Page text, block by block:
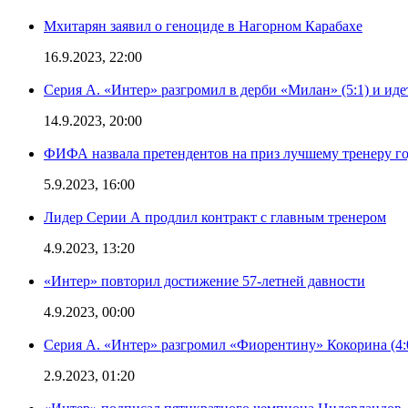
Мхитарян заявил о геноциде в Нагорном Карабахе
16.9.2023, 22:00
Серия А. «Интер» разгромил в дерби «Милан» (5:1) и
14.9.2023, 20:00
ФИФА назвала претендентов на приз лучшему тренеру
5.9.2023, 16:00
Лидер Серии А продлил контракт с главным тренером
4.9.2023, 13:20
«Интер» повторил достижение 57-летней давности
4.9.2023, 00:00
Серия А. «Интер» разгромил «Фиорентину» Кокорина
2.9.2023, 01:20